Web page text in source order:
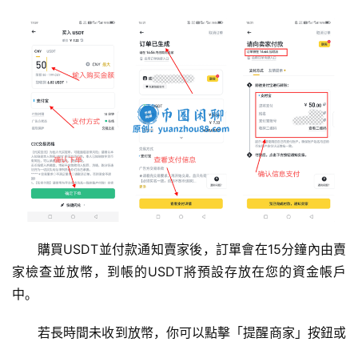
購買USDT並付款通知賣家後，訂單會在15分鐘內由賣
家檢查並放幣，到帳的USDT將預設存放在您的資金帳戶
中。
若長時間未收到放幣，你可以點擊「提醒商家」按鈕或